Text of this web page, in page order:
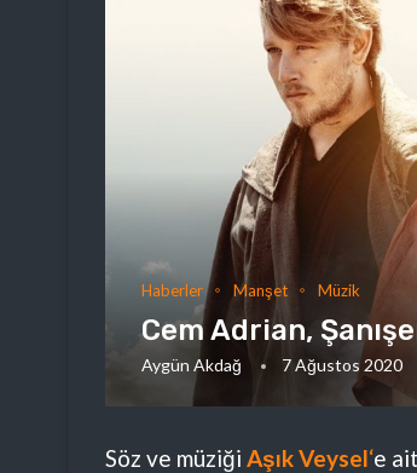
Haberler Manşet Müzik
Cem Adrian,
Aygün Akdağ 7 Ağustos 2020
Söz ve müziği Aşık Veysel‘e